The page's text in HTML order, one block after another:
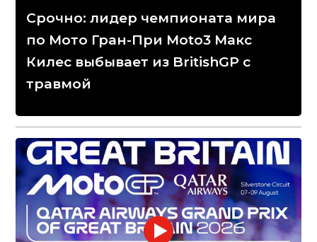
Срочно: лидер чемпионата мира
по Мото Гран-При Moto3 Макс
Килес выбывает из BritishGP с
травмой